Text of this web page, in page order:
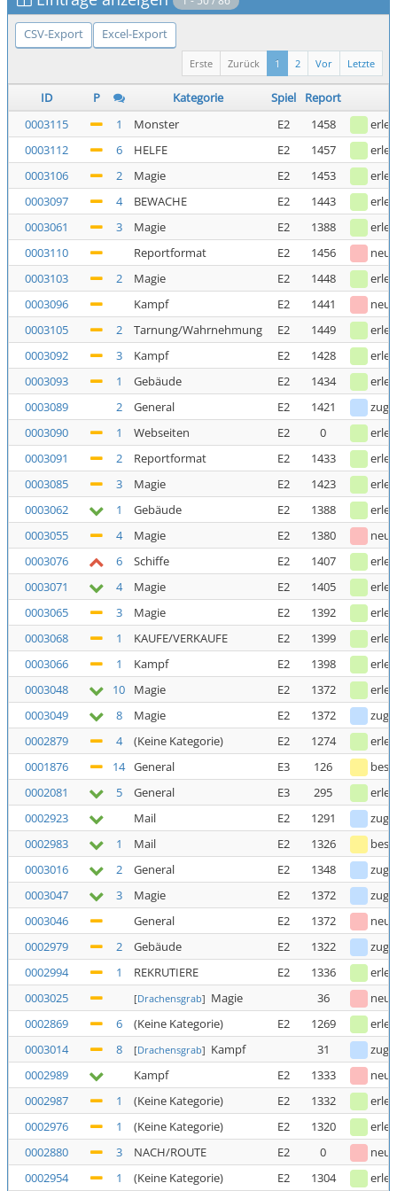
CSV-Export Excel-Export
Letzte
Vor
2
1
Zurück
Erste
ID P Kategorie Spiel
Report
0003115
1 Monster E2 1458
0003112
6 HELFE E2 1457
0003106
2 Magie E2 1453
0003097
4 BEWACHE E2 1443
0003061
3 Magie E2 1388
0003110
Reportformat E2 1456
neu
0003103
2 Magie E2 1448
0003096
Kampf E2 1441
neu
0003105
2 Tarnung/Wahrnehmung E2 1449
0003092
3 Kampf E2 1428
0003093
1 Gebäude E2 1434
0003089
2 General E2 1421
0003090
1 Webseiten E2 0
0003091
2 Reportformat E2 1433
0003085
3 Magie E2 1423
0003062
1 Gebäude E2 1388
0003055
4 Magie E2 1380
neu
0003076
6 Schiffe E2 1407
0003071
4 Magie E2 1405
0003065
3 Magie E2 1392
0003068
1 KAUFE/VERKAUFE E2 1399
0003066
1 Kampf E2 1398
0003048
10 Magie E2 1372
0003049
8 Magie E2 1372
0002879
4 (Keine Kategorie) E2 1274
0001876
14 General E3 126
0002081
5 General E3 295
0002923
Mail E2 1291
0002983
1 Mail E2 1326
0003016
2 General E2 1348
0003047
3 Magie E2 1372
0003046
General E2 1372
neu
0002979
2 Gebäude E2 1322
0002994
1 REKRUTIERE E2 1336
0003025
[Drachensgrab] Magie 36
neu
0002869
6 (Keine Kategorie) E2 1269
0003014
8 [Drachensgrab] Kampf 31
0002989
Kampf E2 1333
neu
0002987
1 (Keine Kategorie) E2 1332
0002976
1 (Keine Kategorie) E2 1320
0002880
3 NACH/ROUTE E2 0
neu
0002954
1 (Keine Kategorie) E2 1304